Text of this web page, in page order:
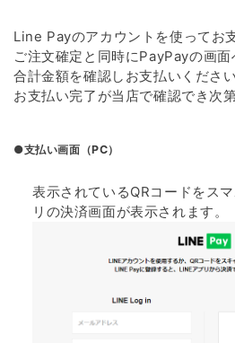
Line Payのアカウントを使ってお
ご注文確定と同時にPayPayの画面
合計金額を確認しお支払いください
お支払い完了が当店で確認でき次
●支払い画面（PC）
表示されているQRコードをス
リの決済画面が表示されます。